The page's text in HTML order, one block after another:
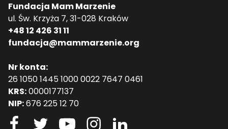
Fundacja Mam Marzenie
ul. Św. Krzyża 7, 31-028 Kraków
+48 12 426 31 11
fundacja@mammarzenie.org
Nr konta:
26 1050 1445 1000 0022 7647 0461
KRS:0000177137
NIP:676 225 12 70